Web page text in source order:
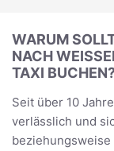
WARUM
NACH
TAXI
Seit über 10
verlässlich und